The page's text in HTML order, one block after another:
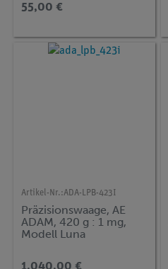
55,00 €
Artikel-Nr.:ADA-LPB-423I
Präzisionswaage, AE
ADAM, 420 g : 1 mg,
Modell Luna
1.040,00 €